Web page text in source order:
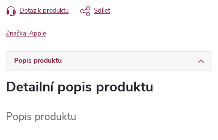
Dotaz k produktu Sdílet
Značka:Apple
Popis produktu
Detailní popis produktu
Popis produktu